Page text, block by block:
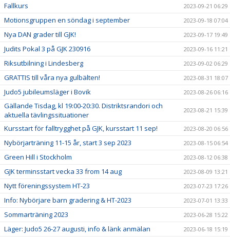
Fallkurs 2023-09-21 06:29
Motionsgruppen en söndag i september 2023-09-18 07:04
Nya DAN grader till GJK! 2023-09-17 19:49
Judits Pokal 3 på GJK 230916 2023-09-16 11:21
Riksutbilning i Lindesberg 2023-09-02 06:29
GRATTIS till våra nya gulbälten! 2023-08-31 18:07
Judo5 jubileumsläger i Bovik 2023-08-26 06:16
Gällande Tisdag, kl 19:00-20:30. Distriktsrandori och
aktuella tävlingssituationer
2023-08-21 15:39
Kursstart för falltrygghet på GJK, kursstart 11 sep! 2023-08-20 06:56
Nybörjarträning 11-15 år, start 3 sep 2023 2023-08-15 06:54
Green Hill i Stockholm 2023-08-12 06:38
GJK terminsstart vecka 33 from 14 aug 2023-08-09 13:21
Nytt föreningssystem HT-23 2023-07-23 17:26
Info: Nybörjare barn gradering & HT-2023 2023-07-01 13:33
Sommarträning 2023 2023-06-28 15:22
Läger: Judo5 26-27 augusti, info & länk anmälan 2023-06-18 15:19